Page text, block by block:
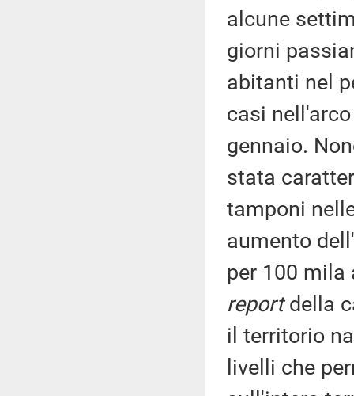
alcune
giorni
abitanti nel
casi
gennaio.
stata
tamponi
aumento
per 100 mila
reportdella
il territorio
livelli che